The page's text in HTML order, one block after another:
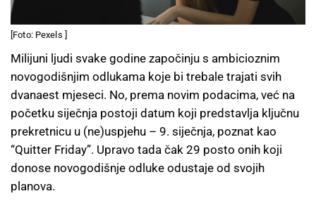
[Foto: Pexels ]
Milijuni ljudi svake godine započinju s ambicioznim
novogodišnjim odlukama koje bi trebale trajati svih
dvanaest mjeseci. No, prema novim podacima, već na
početku siječnja postoji datum koji predstavlja ključnu
prekretnicu u (ne)uspjehu – 9. siječnja, poznat kao
“Quitter Friday”. Upravo tada čak 29 posto onih koji
donose novogodišnje odluke odustaje od svojih
planova.